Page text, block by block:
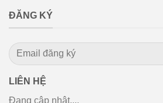
ĐĂNG KÝ
LIÊN HỆ
Đang cập nhật....